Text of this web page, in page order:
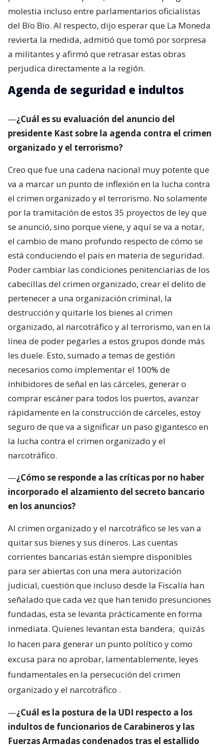
molestia incluso entre parlamentarios oficialistas
del Bío Bío. Al respecto, dijo esperar que La Moneda
revierta la medida, admitió que tomó por sorpresa
a militantes y afirmó que retrasar estas obras
perjudica directamente a la región.
Agenda de seguridad e indultos
—¿Cuál es su evaluación del anuncio del
presidente Kast sobre la agenda contra el crimen
organizado y el terrorismo?
Creo que fue una cadena nacional muy potente que
va a marcar un punto de inflexión en la lucha contra
el crimen organizado y el terrorismo. No solamente
por la tramitación de estos 35 proyectos de ley que
se anunció, sino porque viene, y aquí se va a notar,
el cambio de mano profundo respecto de cómo se
está conduciendo el país en materia de seguridad.
Poder cambiar las condiciones penitenciarias de los
cabecillas del crimen organizado, crear el delito de
pertenecer a una organización criminal, la
destrucción y quitarle los bienes al crimen
organizado, al narcotráfico y al terrorismo, van en la
línea de poder pegarles a estos grupos donde más
les duele. Esto, sumado a temas de gestión
necesarios como implementar el 100% de
inhibidores de señal en las cárceles, generar o
comprar escáner para todos los puertos, avanzar
rápidamente en la construcción de cárceles, estoy
seguro de que va a significar un paso gigantesco en
la lucha contra el crimen organizado y el
narcotráfico.
—¿Cómo se responde a las críticas por no haber
incorporado el alzamiento del secreto bancario
en los anuncios?
Al crimen organizado y el narcotráfico se les van a
quitar sus bienes y sus dineros. Las cuentas
corrientes bancarias están siempre disponibles
para ser abiertas con una mera autorización
judicial, cuestión que incluso desde la Fiscalía han
señalado que cada vez que han tenido presunciones
fundadas, esta se levanta prácticamente en forma
inmediata. Quienes levantan esta bandera, quizás
lo hacen para generar un punto político y como
excusa para no aprobar, lamentablemente, leyes
fundamentales en la persecución del crimen
organizado y el narcotráfico .
—¿Cuál es la postura de la UDI respecto a los
indultos de funcionarios de Carabineros y las
Fuerzas Armadas condenados tras el estallido